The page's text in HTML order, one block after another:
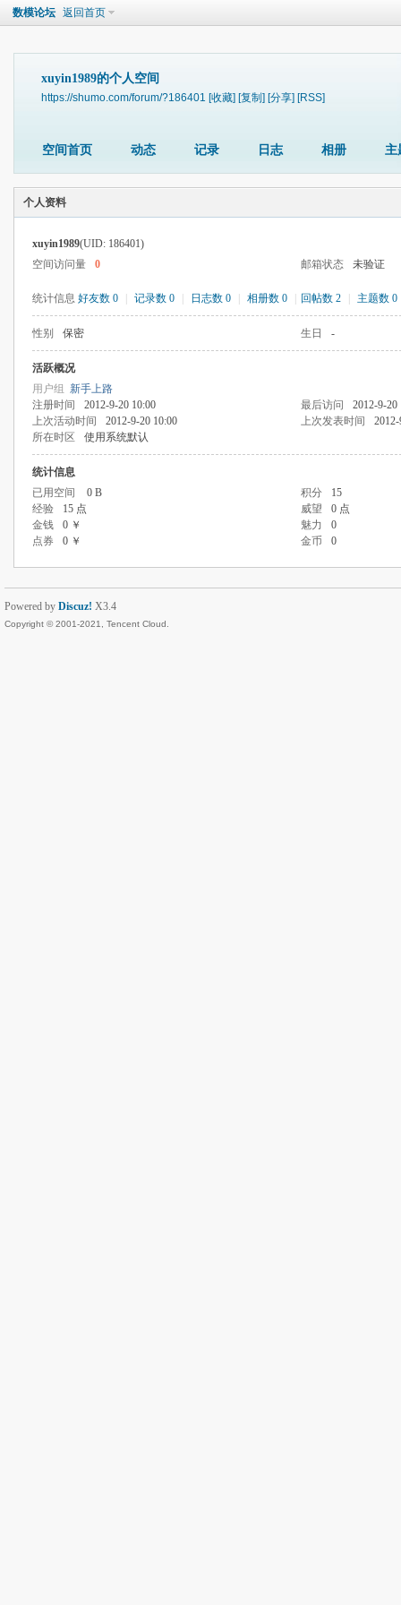
数模论坛 返回首页
xuyin1989的个人空间
https://shumo.com/forum/?186401 [收藏] [复制] [分享] [RSS]
空间首页 动态 记录 日志 相册 主
个人资料
xuyin1989(UID: 186401)
空间访问量
0 邮箱状态 未验证
统计信息 好友数 0 记录数 0 日志数 0 相册数 0 回帖数 2 主题数 0
性别 保密 生日 -
活跃概况
用户组 新手上路
注册时间
2012-9-20 10:00 最后访问
2012-9-20
上次活动时间
2012-9-20 10:00 上次发表时间
所在时区
使用系统默认
统计信息
已用空间
0 B 积分
15
经验
15 点 威望
0 点
金钱
0 ￥ 魅力
0
点券
0 ￥ 金币 0
Powered by Discuz! X3.4
Copyright © 2001-2021, Tencent Cloud.